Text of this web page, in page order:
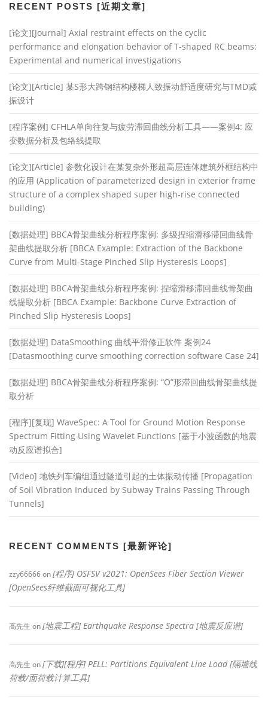
RECENT POSTS [近期文章]
[论文][Journal] Axial restraint effects on the cyclic
performance and elongation behavior of T-shaped RC beams:
Experimental and numerical investigations
[论文][Article] 某S形大跨钢结构楼梯人致振动舒适度研究与TMD减
振设计
[程序案例] CFHLA单向往复与疲劳滞回曲线分析工具——案例4: 应
变数据分析及包络线提取
[论文][Article] 参数化设计在某复杂外形超高层连体建筑外框结构中
的应用 (Application of parameterized design in exterior frame
structure of a complex shaped super high-rise connected
building)
[数据处理] BBCA骨架曲线分析程序案例: 多级捏缩滑移滞回曲线骨
架曲线提取分析 [BBCA Example: Extraction of the Backbone
Curve from Multi-Stage Pinched Slip Hysteresis Loops]
[数据处理] BBCA骨架曲线分析程序案例: 捏缩滑移滞回曲线骨架曲
线提取分析 [BBCA Example: Backbone Curve Extraction of
Pinched Slip Hysteresis Loops]
[数据处理] DataSmoothing 曲线平滑修正软件 案例24
[Datasmoothing curve smoothing correction software Case 24]
[数据处理] BBCA骨架曲线分析程序案例: “O”形滞回曲线骨架曲线提
取分析
[程序][复现] WaveSpec: A Tool for Ground Motion Response
Spectrum Fitting Using Wavelet Functions [基于小波函数的地震
动反应谱拟合]
[Video] 地铁列车编组通过隧道引起的土体振动传播 [Propagation
of Soil Vibration Induced by Subway Trains Passing Through
Tunnels]
RECENT COMMENTS [最新评论]
zzy66666on[程序] OSFSV v2021: OpenSees Fiber Section Viewer
[OpenSees纤维截面可视化工具]
高先生 on[地震工程] Earthquake Response Spectra [地震反应谱]
高先生 on[下载][程序] PELL: Partitions Equivalent Line Load [隔墙线
荷载/面荷载计算工具]